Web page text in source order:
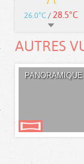
26.0°C / 28.5°C
AUTRES